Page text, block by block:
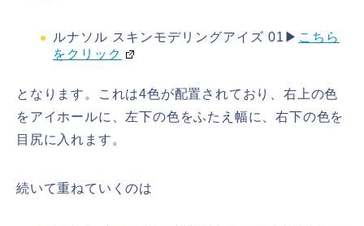
ルナソル スキンモデリングアイズ 01▶ こちら
をクリック
となります。これは4色が配置されており、右上の色
をアイホールに、左下の色をふたえ幅に、右下の色を
目尻に入れます。
続いて重ねていくのは